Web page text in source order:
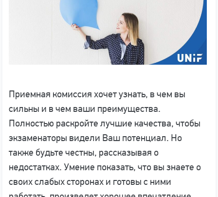
Приемная комиссия хочет узнать, в чем вы
сильны и в чем ваши преимущества.
Полностью раскройте лучшие качества, чтобы
экзаменаторы видели Ваш потенциал. Но
также будьте честны, рассказывая о
недостатках. Умение показать, что вы знаете о
своих слабых сторонах и готовы с ними